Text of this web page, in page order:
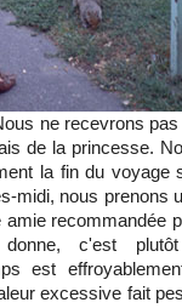
ne recevrons
de la princesse.
la fin du voyage
midi, nous prenons
recommandée
c'est
est
excessive fait